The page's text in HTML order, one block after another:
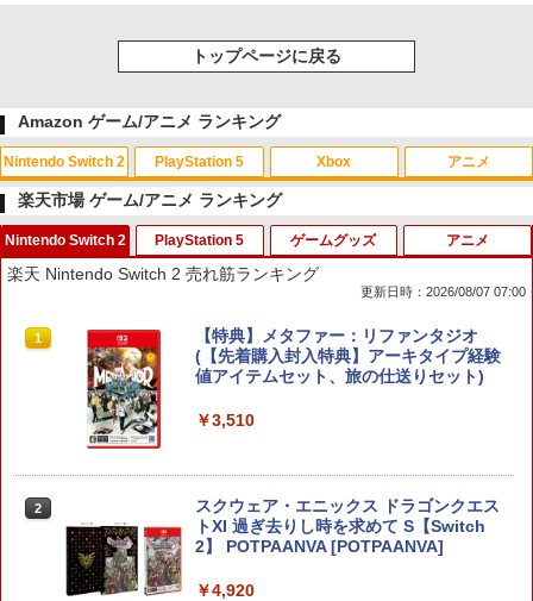
トップページに戻る
Amazon ゲーム/アニメ ランキング
Nintendo Switch 2
1
スプラトゥーン レイダース|オンライン
コード版
￥5,832
スプラトゥーン レイダース -Switch2
Nintendo Switch 2(日本語・国内専用)
PlayStation 5
1
PlayStation 5 デジタル・エディション
日本語専用 Console Language: Japan
ese only (CFI-2200B01)
￥55,000
Beast of Reincarnation -PS5 【特典】
【純正品】ディスクドライブ(CFI-ZDD1
Xbox
1
【純正品】Xbox ワイヤレス コントロー
ラー + USB-C® ケーブル
￥8,300
ルコード 【旧 Xbox ギフトカード】 [オ
アニメ
1
【Amazon.co.jp限定】劇場版モノノ怪
第三章 蛇神 (Amazon.co.jp限定オリジ
ナル三方背収納ケース付きコレクション)
カー特典:【坤と離】二振りの剣、十翼よ
り来たる！スタジオ描き下ろしイラスト
ボード付) [Blu-ray]
￥10,780
2
劇場版「鬼滅の刃」無限城編 第一章 猗
窩座再来 通常版 [Blu-ray]
楽天市場 ゲーム/アニメ ランキング
Nintendo Switch 2
楽天 Nintendo Switch 2 売れ筋ランキング
更新日時：2026/08/07 07:00
1
【特典】メタファー：リファンタジオ
(【先着購入封入特典】アーキタイプ経験
値アイテムセット、旅の仕送りセット)
￥3,510
2
スクウェア・エニックス ドラゴンクエス
トXI 過ぎ去りし時を求めて S【Switch
2】 POTPAANVA [POTPAANVA]
￥4,920
PlayStation 5 ゲームグッズ アニメ